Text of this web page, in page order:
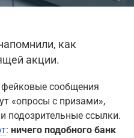
как
акции.
сообщения
«опросы с призами»,
подозрительные ссылки.
: ничего подобного банк